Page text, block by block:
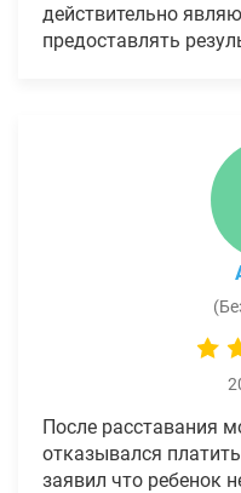
действительно
предоставлять
После расставания
отказывался
заявил что ребенок